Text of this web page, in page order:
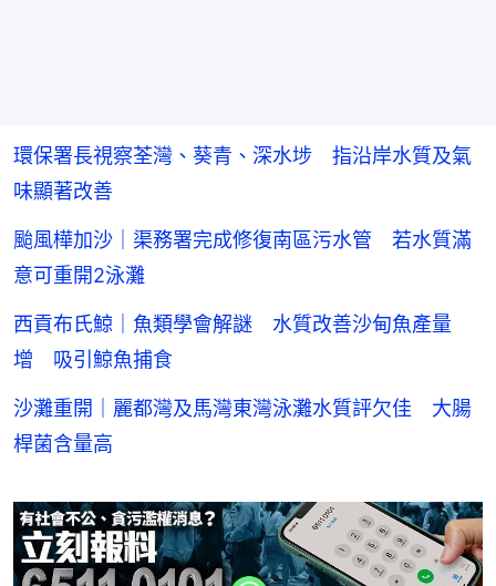
環保署長視察荃灣、葵青、深水埗 指沿岸水質及氣
味顯著改善
颱風樺加沙｜渠務署完成修復南區污水管 若水質滿
意可重開2泳灘
西貢布氏鯨｜魚類學會解謎 水質改善沙甸魚產量
增 吸引鯨魚捕食
沙灘重開｜麗都灣及馬灣東灣泳灘水質評欠佳 大腸
桿菌含量高